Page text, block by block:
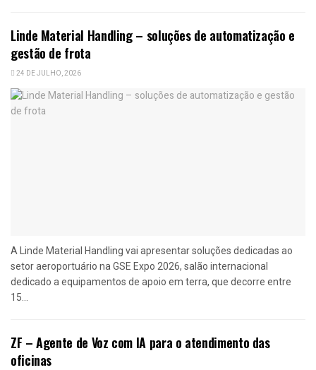
Linde Material Handling – soluções de automatização e
gestão de frota
24 DE JULHO, 2026
A Linde Material Handling vai apresentar soluções dedicadas ao
setor aeroportuário na GSE Expo 2026, salão internacional
dedicado a equipamentos de apoio em terra, que decorre entre
15...
ZF – Agente de Voz com IA para o atendimento das
oficinas